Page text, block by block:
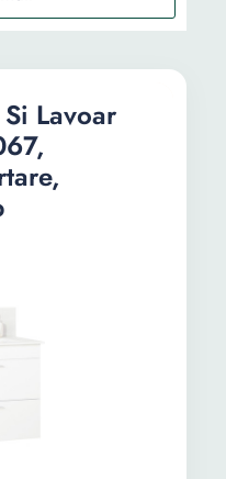
Lavoar
2 piese, stejar
x 1,5 x 37 cm
PAL, Design Unic